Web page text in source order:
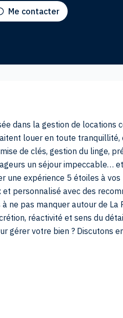
Me contacter
dans la gestion de locations
louer en toute
de clés, gestion du linge,
un séjour impeccable…
une expérience 5 étoiles à vos
personnalisé avec des
ne pas manquer autour de La
réactivité et sens du
gérer votre bien ? Discutons